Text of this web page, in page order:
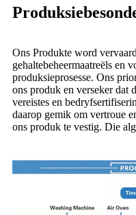
Ons Produkte word
gehaltebeheermaatreëls en
produksieprosesse. Ons
ons produk en verseker dat
vereistes en
daarop gemik om vertroue
ons produk te vestig. Die